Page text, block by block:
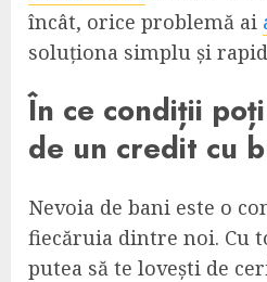
încât, orice problemă ai
soluționa simplu și
În ce condiții
de un credit cu
Nevoia de bani este o
fiecăruia dintre noi. Cu
putea să te lovești de